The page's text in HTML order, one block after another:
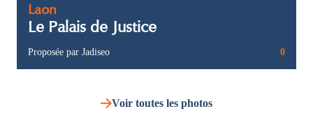
Laon
Le Palais de Justice
Proposée par Jadiseo 0
Voir toutes les photos